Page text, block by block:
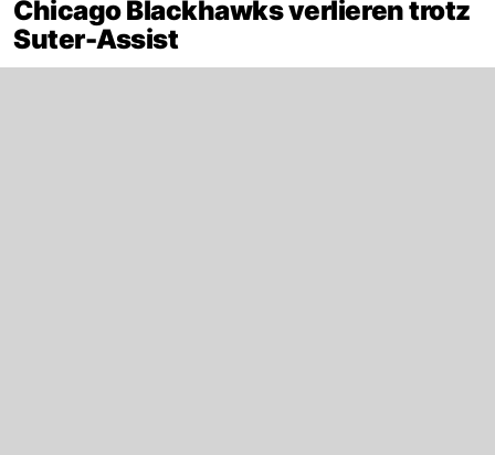
Chicago Blackhawks verlieren trotz
Suter-Assist